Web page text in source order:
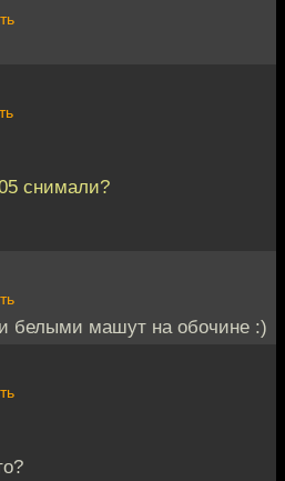
снимали?
белыми машут на обочине :)